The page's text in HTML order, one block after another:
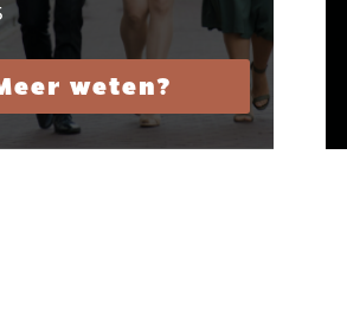
weten?